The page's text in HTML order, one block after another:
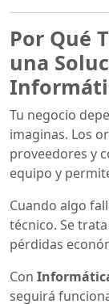
Por Qué
una
Tu negocio
imaginas. Los
proveedores y
equipo y
Cuando algo
técnico. Se
pérdidas
Con
seguirá